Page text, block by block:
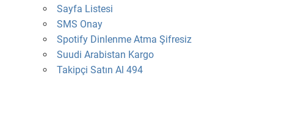
Sayfa Listesi
SMS Onay
Spotify Dinlenme Atma Şifresiz
Suudi Arabistan Kargo
Takipçi Satın Al 494